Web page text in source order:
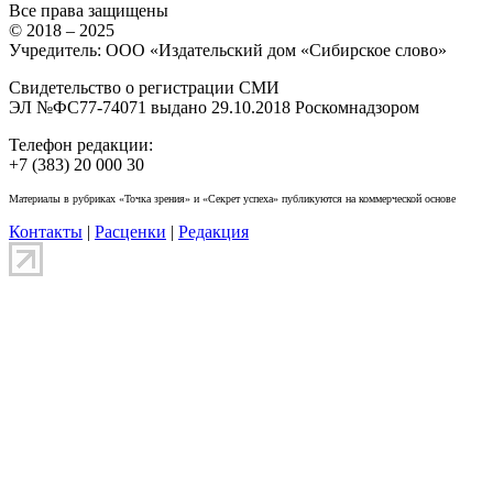
Все права защищены
© 2018 – 2025
Учредитель: ООО «Издательский дом «Сибирское слово»
Свидетельство о регистрации СМИ
ЭЛ №ФС77-74071 выдано 29.10.2018 Роскомнадзором
Телефон редакции:
+7 (383) 20 000 30
Материалы в рубриках «Точка зрения» и «Секрет успеха» публикуются на коммерческой основе
Контакты | Расценки | Редакция